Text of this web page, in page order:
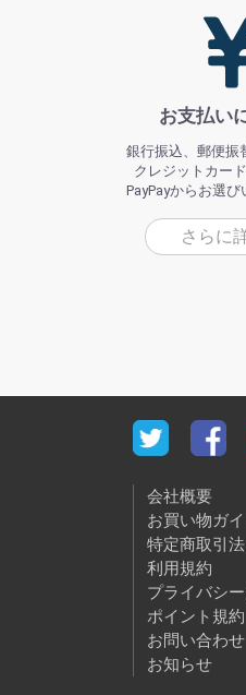
お支払い
銀行振込、郵便振
クレジットカー
PayPayからお選び
さらに
会社概要
お買い物ガ
特定商取引
利用規約
プライバシ
ポイント規約
お問い合わせ
お知らせ